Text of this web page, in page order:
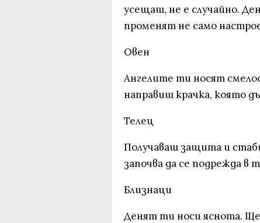
усещаш, не е случайно.
променят не само
Овен
Ангелите ти носят
направиш крачка, която
Телец
Получаваш защита и
започва да се подрежда в
Близнаци
Денят ти носи яснота.